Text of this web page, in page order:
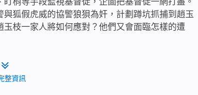
狐假虎威的協警狼狽為奸，計劃蹲坑抓捕到趙玉
枝一家人將如何應對？他們又會面臨怎樣的遭
整資訊